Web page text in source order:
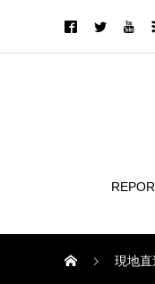
現地直